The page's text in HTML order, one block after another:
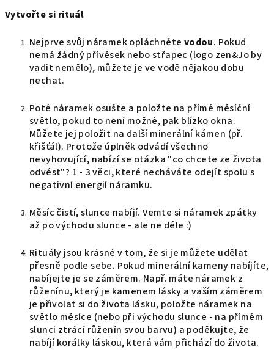
Vytvořte si rituál
Nejprve svůj náramek opláchněte vodou. Pokud
nemá žádný přívěsek nebo střapec (logo zen&Jo by
vadit nemělo), můžete je ve vodě nějakou dobu
nechat.
Poté náramek osušte a položte na přímé měsíční
světlo, pokud to není možné, pak blízko okna.
Můžete jej položit na další minerální kámen (př.
křišťál). Protože úplněk odvádí všechno
nevyhovující, nabízí se otázka "co chcete ze života
odvést"? 1 - 3 věci, které necháváte odejít spolu s
negativní energií náramku.
Měsíc čistí, slunce nabíjí. Vemte si náramek zpátky
až po východu slunce - ale ne déle :)
Rituály jsou krásné v tom, že si je můžete udělat
přesně podle sebe. Pokud minerální kameny nabíjíte,
nabíjejte je se záměrem. Např. máte náramek z
růženínu, který je kamenem lásky a vaším záměrem
je přivolat si do života lásku, položte náramek na
světlo měsíce (nebo při východu slunce - na přímém
slunci ztrácí růženín svou barvu) a poděkujte, že
nabíjí korálky láskou, která vám přichází do života.